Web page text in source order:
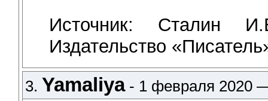
Источник: Сталин
Издательство
3. Yamaliya- 1 февраля 2020